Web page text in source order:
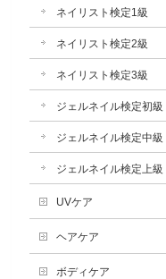
ネイリスト検定1級
ネイリスト検定2級
ネイリスト検定3級
ジェルネイル検定初級
ジェルネイル検定中級
ジェルネイル検定上級
UVケア
ヘアケア
ボディケア